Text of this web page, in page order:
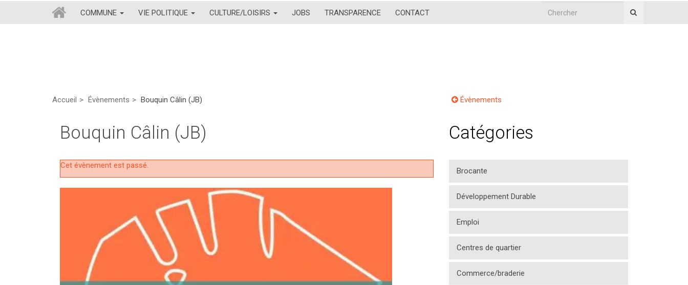
COMMUNE VIE POLITIQUE CULTURE/LOISIRS JOBS TRANSPARENCE CONTACT
Accueil Évènements Bouquin Câlin (JB) Évènements
Bouquin Câlin (JB)
Cet évènement est passé.
Catégories
Brocante
Développement Durable
Emploi
Centres de quartier
Commerce/braderie